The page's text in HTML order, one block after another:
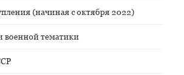
(начиная с октября 2022)
военной тематики